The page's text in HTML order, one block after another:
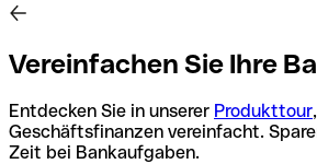
Vereinfachen Sie Ihre
Entdecken Sie in unserer Produkttour
Geschäftsfinanzen vereinfacht.
Zeit bei Bankaufgaben.